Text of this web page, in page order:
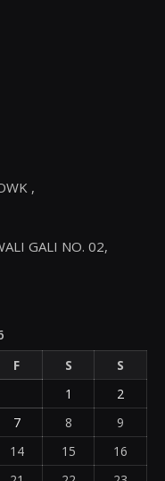
,
GALI NO. 02,
F S
S
1
2
7 8
9
14 15
16